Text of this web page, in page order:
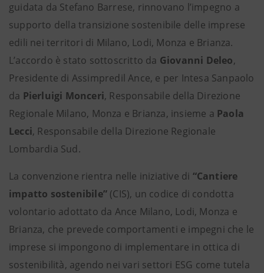
guidata da Stefano Barrese, rinnovano l’impegno a
supporto della transizione sostenibile delle imprese
edili nei territori di Milano, Lodi, Monza e Brianza.
L’accordo è stato sottoscritto da Giovanni Deleo,
Presidente di Assimpredil Ance, e per Intesa Sanpaolo
da Pierluigi Monceri, Responsabile della Direzione
Regionale Milano, Monza e Brianza, insieme a Paola
Lecci, Responsabile della Direzione Regionale
Lombardia Sud.
La convenzione rientra nelle iniziative di “Cantiere
impatto sostenibile” (CIS), un codice di condotta
volontario adottato da Ance Milano, Lodi, Monza e
Brianza, che prevede comportamenti e impegni che le
imprese si impongono di implementare in ottica di
sostenibilità, agendo nei vari settori ESG come tutela